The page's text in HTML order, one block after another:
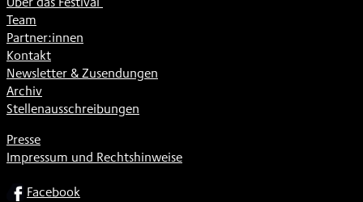
Team
Partner:innen
Kontakt
Newsletter & Zusendungen
Archiv
Stellenausschreibungen
Presse
Impressum und Rechtshinweise
SOCIALFacebook